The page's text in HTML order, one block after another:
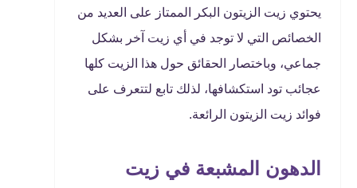
يحتوي زيت الزيتون البكر الممتاز على العديد من
الخصائص التي لا توجد في أي زيت آخر بشكل
جماعي، وباختصار الحقائق حول هذا الزيت كلها
عجائب تود استكشافها، لذلك تابع لتتعرف على
فوائد زيت الزيتون الرائعة.
الدهون المشبعة في زيت